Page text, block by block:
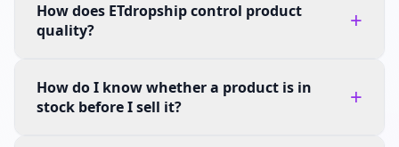
How does ETdropship control product
quality?
+
How do I know whether a product is in
stock before I sell it?
+